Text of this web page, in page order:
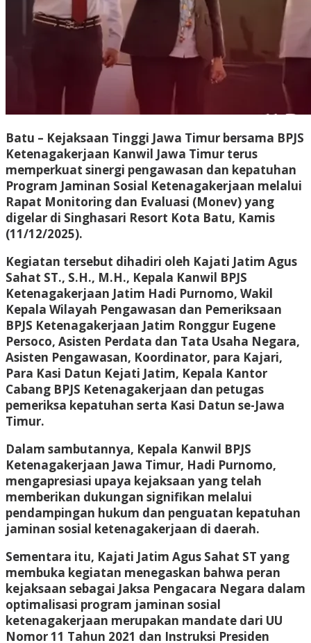
Batu – Kejaksaan Tinggi Jawa Timur bersama BPJS
Ketenagakerjaan Kanwil Jawa Timur terus
memperkuat sinergi pengawasan dan kepatuhan
Program Jaminan Sosial Ketenagakerjaan melalui
Rapat Monitoring dan Evaluasi (Monev) yang
digelar di Singhasari Resort Kota Batu, Kamis
(11/12/2025).
Kegiatan tersebut dihadiri oleh Kajati Jatim Agus
Sahat ST., S.H., M.H., Kepala Kanwil BPJS
Ketenagakerjaan Jatim Hadi Purnomo, Wakil
Kepala Wilayah Pengawasan dan Pemeriksaan
BPJS Ketenagakerjaan Jatim Ronggur Eugene
Persoco, Asisten Perdata dan Tata Usaha Negara,
Asisten Pengawasan, Koordinator, para Kajari,
Para Kasi Datun Kejati Jatim, Kepala Kantor
Cabang BPJS Ketenagakerjaan dan petugas
pemeriksa kepatuhan serta Kasi Datun se-Jawa
Timur.
Dalam sambutannya, Kepala Kanwil BPJS
Ketenagakerjaan Jawa Timur, Hadi Purnomo,
mengapresiasi upaya kejaksaan yang telah
memberikan dukungan signifikan melalui
pendampingan hukum dan penguatan kepatuhan
jaminan sosial ketenagakerjaan di daerah.
Sementara itu, Kajati Jatim Agus Sahat ST yang
membuka kegiatan menegaskan bahwa peran
kejaksaan sebagai Jaksa Pengacara Negara dalam
optimalisasi program jaminan sosial
ketenagakerjaan merupakan mandate dari UU
Nomor 11 Tahun 2021 dan Instruksi Presiden